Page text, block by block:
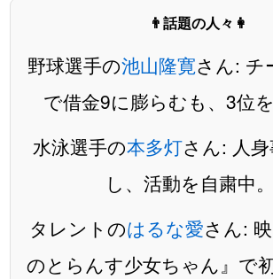
👨話題の人々👩
野球選手の池山隆寛さん: チ
で借金9に膨らむも、3位
水泳選手の本多灯さん: 人
し、活動を自粛中
タレントのはるな愛さん:
のとらんす少女ちゃん』で